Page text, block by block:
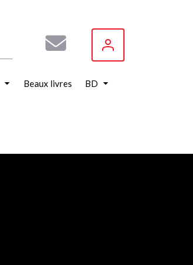
Beaux livres BD